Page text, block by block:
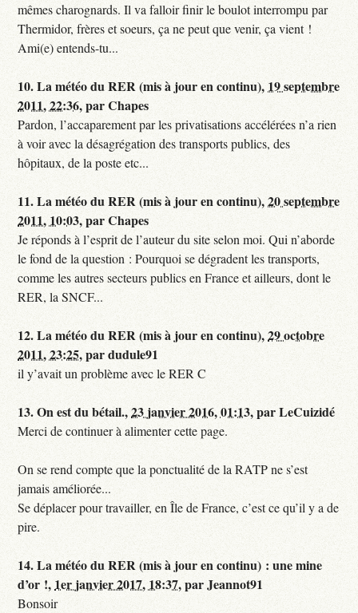
mêmes charognards. Il va falloir finir le boulot interrompu par
Thermidor, frères et soeurs, ça ne peut que venir, ça vient !
Ami(e) entends-tu...
10.La météo du RER (mis à jour en continu), 19 septembre
2011, 22:36,parChapes
Pardon, l’accaparement par les privatisations accélérées n’a rien
à voir avec la désagrégation des transports publics, des
hôpitaux, de la poste etc...
11.La météo du RER (mis à jour en continu),20 septembre
2011, 10:03,parChapes
Je réponds à l’esprit de l’auteur du site selon moi. Qui n’aborde
le fond de la question : Pourquoi se dégradent les transports,
comme les autres secteurs publics en France et ailleurs, dont le
RER, la SNCF...
12.La météo du RER (mis à jour en continu),29 octobre
2011, 23:25,pardudule91
il y’avait un problème avec le RER C
13.On est du bétail.,23 janvier 2016, 01:13,parLeCuizidé
Merci de continuer à alimenter cette page.
On se rend compte que la ponctualité de la RATP ne s’est
jamais améliorée...
Se déplacer pour travailler, en Île de France, c’est ce qu’il y a de
pire.
14.La météo du RER (mis à jour en continu) : une mine
d’or !, 1er janvier 2017, 18:37,parJeannot91
Bonsoir